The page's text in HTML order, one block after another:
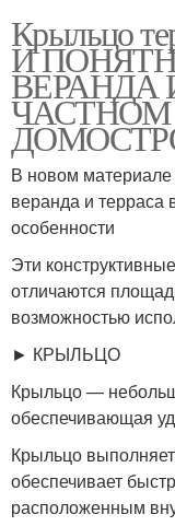
Крыльцо
И
ВЕРАНДА
ЧАСТНОМ
В новом материале
веранда и
особенности
Эти
отличаются
возможностью
► КРЫЛЬЦО
Крыльцо —
обеспечивающая
Крыльцо
обеспечивает
расположенным